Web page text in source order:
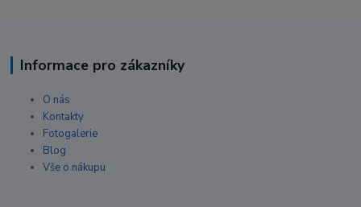
Informace pro zákazníky
O nás
Kontakty
Fotogalerie
Blog
Vše o nákupu